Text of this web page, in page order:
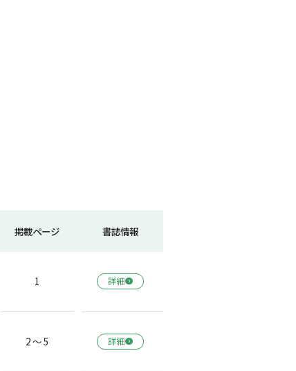
掲載ページ 書誌情報
1 詳細
2 ～ 5 詳細